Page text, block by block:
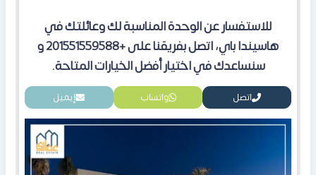
للاستفسار عن الوحدة المناسبة لك وعائلتك في
هاسيندا باي، اتصل بفريقنا على +201551559588 و
سنساعدك في اختيار أفضل الخيارات المتاحة.
اتصل واتساب إيميل